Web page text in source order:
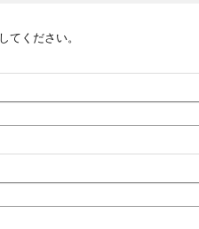
てください。